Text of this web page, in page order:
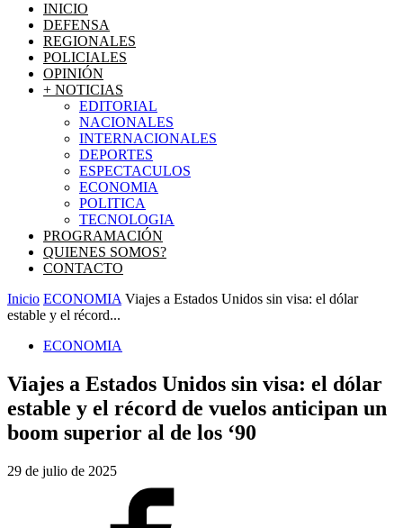
INICIO
DEFENSA
REGIONALES
POLICIALES
OPINIÓN
+ NOTICIAS
EDITORIAL
NACIONALES
INTERNACIONALES
DEPORTES
ESPECTACULOS
ECONOMIA
POLITICA
TECNOLOGIA
PROGRAMACIÓN
QUIENES SOMOS?
CONTACTO
Inicio ECONOMIA Viajes a Estados Unidos sin visa: el dólar
estable y el récord...
ECONOMIA
Viajes a Estados Unidos sin visa: el dólar
estable y el récord de vuelos anticipan un
boom superior al de los ‘90
29 de julio de 2025